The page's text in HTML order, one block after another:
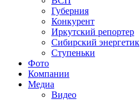
Губерния
Конкурент
Иркутский репортер
Сибирский энергетик
Ступеньки
Фото
Компании
Медиа
Видео